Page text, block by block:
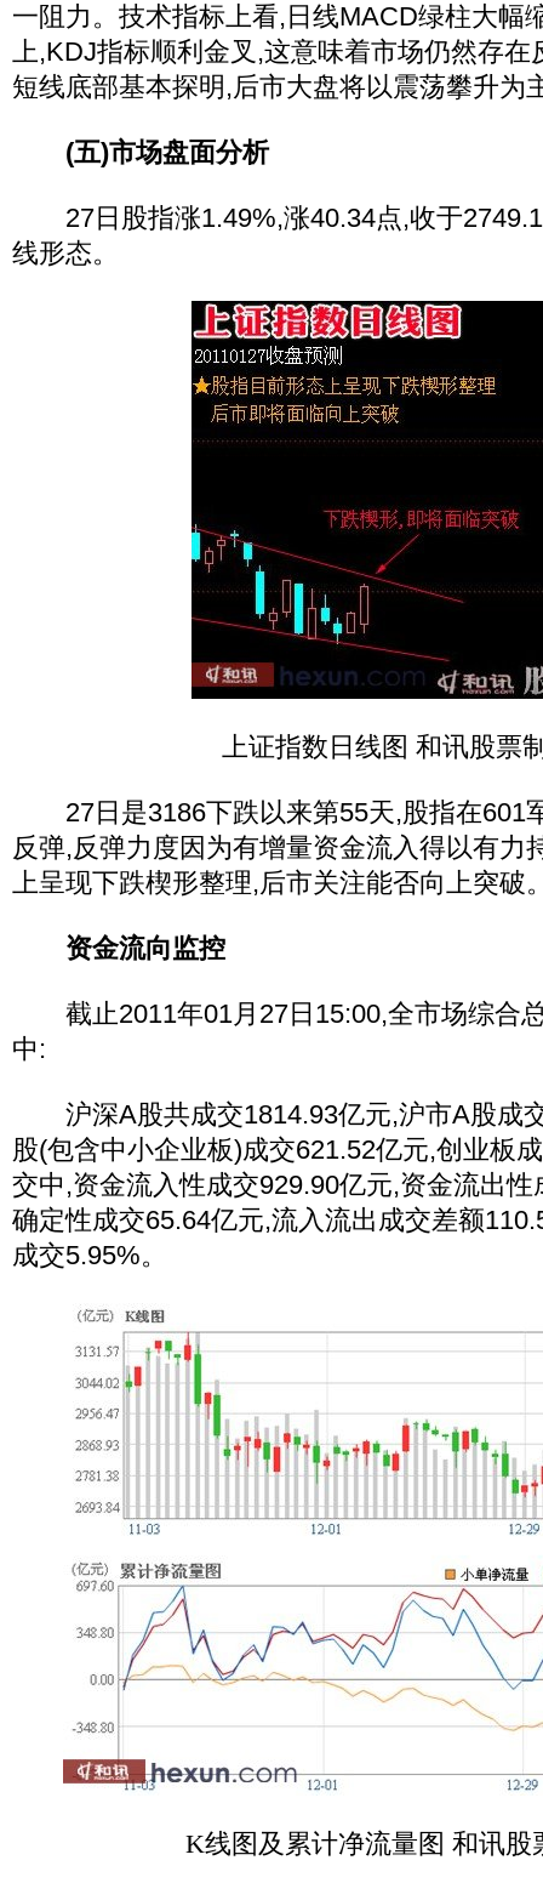
一阻力。技术指标上看,日线MACD绿柱大幅
上,KDJ指标顺利金叉,这意味着市场仍然存在
短线底部基本探明,后市大盘将以震荡攀升为
(五)市场盘面分析
27日股指涨1.49%,涨40.34点,收于
线形态。
上证指数日线图 和讯股票
27日是3186下跌以来第55天,股指在601
反弹,反弹力度因为有增量资金流入得以有力
上呈现下跌楔形整理,后市关注能否向上突破
资金流向监控
截止2011年01月27日15:00,全市场综合
中:
沪深A股共成交1814.93亿元,沪市A股成
股(包含中小企业板)成交621.52亿元,创业板
交中,资金流入性成交929.90亿元,资金流出
确定性成交65.64亿元,流入流出成交差额
成交5.95%。
K线图及累计净流量图 和讯股